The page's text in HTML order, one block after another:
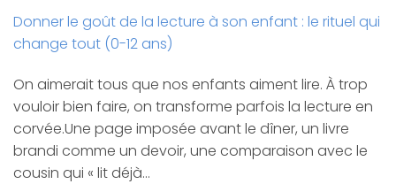
Donner le goût de la lecture à son enfant : le rituel qui
change tout (0-12 ans)
On aimerait tous que nos enfants aiment lire. À trop
vouloir bien faire, on transforme parfois la lecture en
corvée.Une page imposée avant le dîner, un livre
brandi comme un devoir, une comparaison avec le
cousin qui « lit déjà…